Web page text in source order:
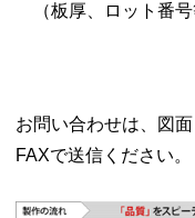
（板厚、ロット番号
お問い合わせは、図
FAXで送信ください。